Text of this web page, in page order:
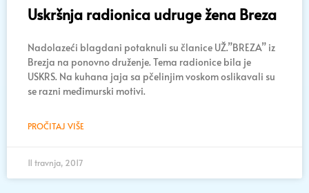
Uskršnja radionica udruge žena Breza
Nadolazeći blagdani potaknuli su članice UŽ.”BREZA” iz
Brezja na ponovno druženje. Tema radionice bila je
USKRS. Na kuhana jaja sa pčelinjim voskom oslikavali su
se razni međimurski motivi.
PROČITAJ VIŠE
11 travnja, 2017